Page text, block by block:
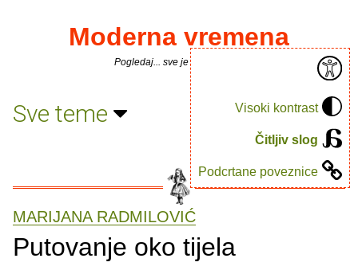
Visoki kontrast
Čitljiv slog
Podcrtane poveznice
Moderna vremena
Pogledaj... sve je puno knjiga.
Sve teme
MARIJANA RADMILOVIĆ
Putovanje oko tijela